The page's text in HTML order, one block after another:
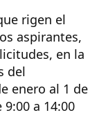
rigen el
aspirantes,
en la
del
enero al 1 de
a 14:00